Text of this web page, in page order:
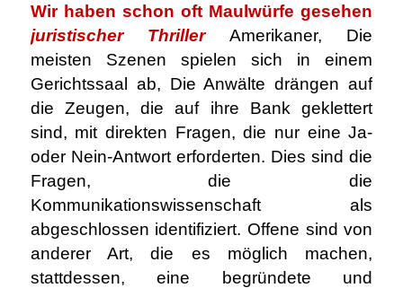
Wir haben schon oft Maulwürfe gesehen
juristischer Thriller
Amerikaner, Die
meisten Szenen spielen sich in einem
Gerichtssaal ab, Die Anwälte drängen auf
die Zeugen, die auf ihre Bank geklettert
sind, mit direkten Fragen, die nur eine Ja-
oder Nein-Antwort erforderten. Dies sind die
Fragen, die die
Kommunikationswissenschaft als
abgeschlossen identifiziert. Offene sind von
anderer Art, die es möglich machen,
stattdessen, eine begründete und